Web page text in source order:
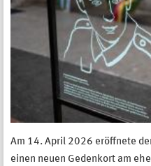
Am 14. April 2026 eröffnete
einen neuen Gedenkort am